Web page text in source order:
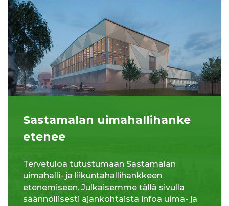
Sastamalan uimahallihanke
etenee
Tervetuloa tutustumaan Sastamalan
uimahalli- ja liikuntahallihankkeen
etenemiseen. Julkaisemme tällä sivulla
säännöllisesti ajankohtaista infoa uima- ja